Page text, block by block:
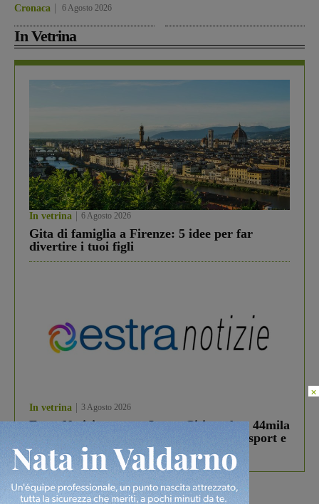
Cronaca 6 Agosto 2026
In Vetrina
In vetrina 6 Agosto 2026
Gita di famiglia a Firenze: 5 idee per far
divertire i tuoi figli
In vetrina 3 Agosto 2026
Estra Notizie agosto: Smart Cities, oltre 44mila
studenti coinvolti, torna il bando per lo sport e
debutta il podcast Estrair
×